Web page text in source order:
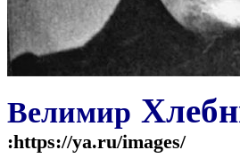
Велимир
:https://ya.ru/images/